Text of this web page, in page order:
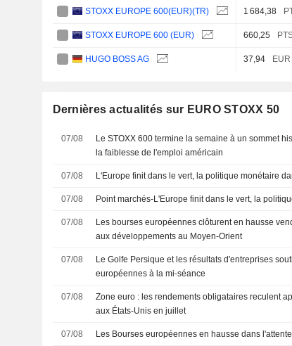
STOXX EUROPE 600(EUR)(TR) 1 684,38
STOXX EUROPE 600 (EUR) 660,25
HUGO BOSS AG 37,94 EUR
Dernières actualités sur EURO STOXX 50
07/08
Le STOXX 600 termine la semaine à un sommet
la faiblesse de l'emploi américain
07/08 L'Europe finit dans le vert, la politique monétaire
07/08 Point marchés-L'Europe finit dans le vert, la
07/08
Les bourses européennes clôturent en hausse
aux développements au Moyen-Orient
07/08
Le Golfe Persique et les résultats d'entreprises
européennes à la mi-séance
07/08
Zone euro : les rendements obligataires reculent
aux États-Unis en juillet
07/08 Les Bourses européennes en hausse dans